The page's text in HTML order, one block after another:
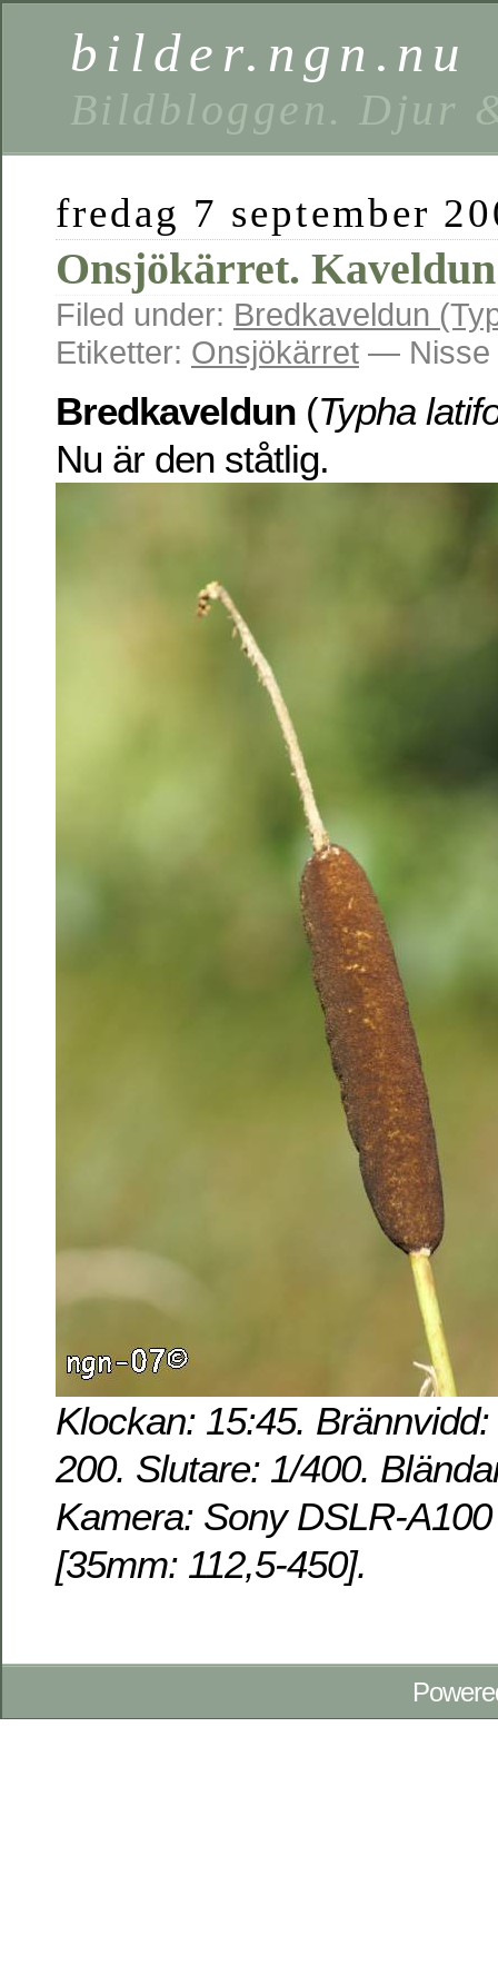
bilder.ngn.nu
Bildbloggen. Djur
fredag 7 september
Onsjökärret. Kaveldun
Filed under: Bredkaveldun
Etiketter: Onsjökärret — Nisse
Bredkaveldun (Typha
Nu är den ståtlig.
Klockan: 15:45.
200. Slutare: 1/400.
Kamera: Sony DSLR-
[35mm: 112,5-450].